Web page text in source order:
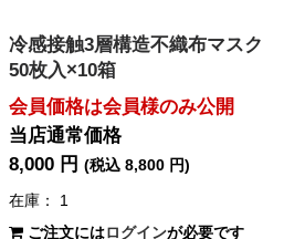
冷感接触3層構造不織布マスク
50枚入×10箱
会員価格は会員様のみ公開
当店通常価格
8,000 円(税込 8,800 円)
在庫： 1
ご注文にはログインが必要です